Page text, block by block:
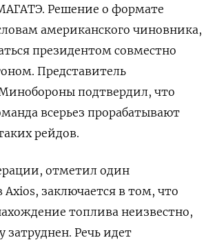
Решение о формате
американского чиновника,
президентом совместно
Представитель
подтвердил, что
всерьез прорабатывают
рейдов.
отметил один
заключается в том, что
топлива неизвестно,
затруднен. Речь идет